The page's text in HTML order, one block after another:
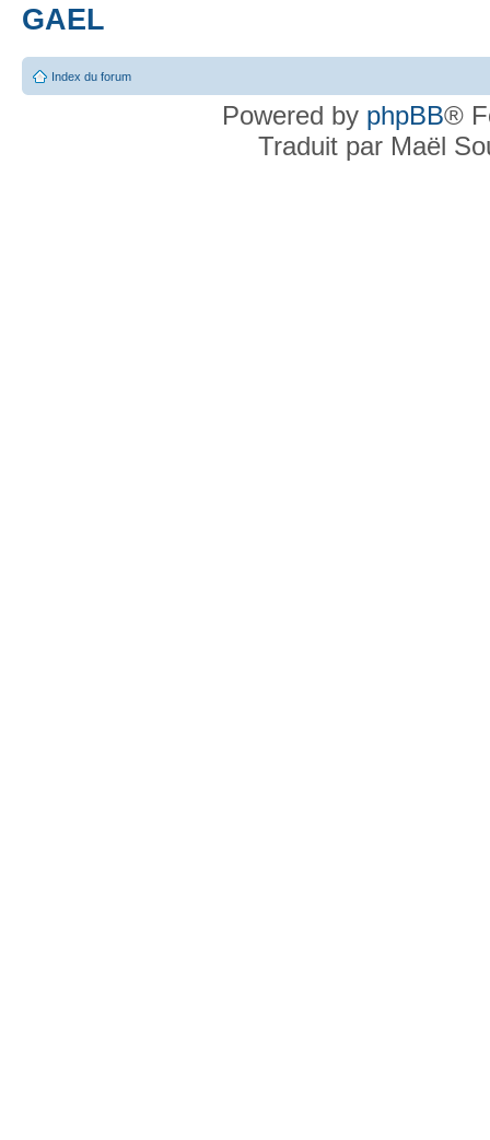
GAEL
Index du forum
Powered by phpBB®
Traduit par Maël